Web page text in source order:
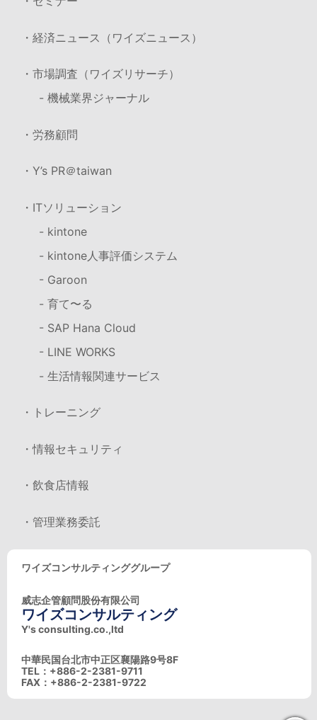
・経済ニュース（ワイズニュース）
・市場調査（ワイズリサーチ）
- 機械業界ジャーナル
・労務顧問
・Y’s PR＠taiwan
・ITソリューション
- kintone
- kintone人事評価システム
- Garoon
- 育て〜る
- SAP Hana Cloud
- LINE WORKS
- 生活情報関連サービス
・トレーニング
・情報セキュリティ
・飲食店情報
・管理業務委託
ワイズコンサルティンググループ
威志企管顧問股份有限公司
ワイズコンサルティング
Y's consulting.co.,ltd
中華民国台北市中正区襄陽路9号8F
TEL：+886-2-2381-9711
FAX：+886-2-2381-9722